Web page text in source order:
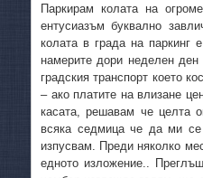
Паркирам колата на
ентусиазъм буквално
колата в града на
намерите дори неделен
градския транспорт което
– ако платите на влизане
касата, решавам че целта
всяка седмица че да ми
изпусвам. Преди няколко
едното изложение..